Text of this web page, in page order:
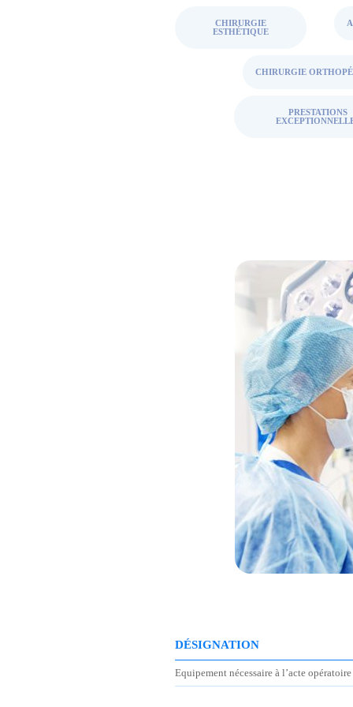
CHIRURGIE
ESTHÉTIQUE
CHIRURGIE
PRESTATIONS
DÉSIGNATION
Equipement nécessaire à l’acte